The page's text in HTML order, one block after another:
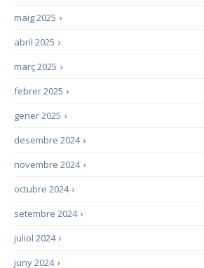
›
maig 2025
›
abril 2025
›
març 2025
›
febrer 2025
›
gener 2025
›
desembre 2024
›
novembre 2024
›
octubre 2024
›
setembre 2024
›
juliol 2024
›
juny 2024